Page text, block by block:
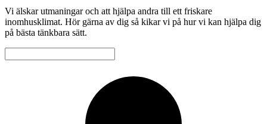
Vi älskar utmaningar och att hjälpa andra till ett friskare
inomhusklimat. Hör gärna av dig så kikar vi på hur vi kan hjälpa dig
på bästa tänkbara sätt.